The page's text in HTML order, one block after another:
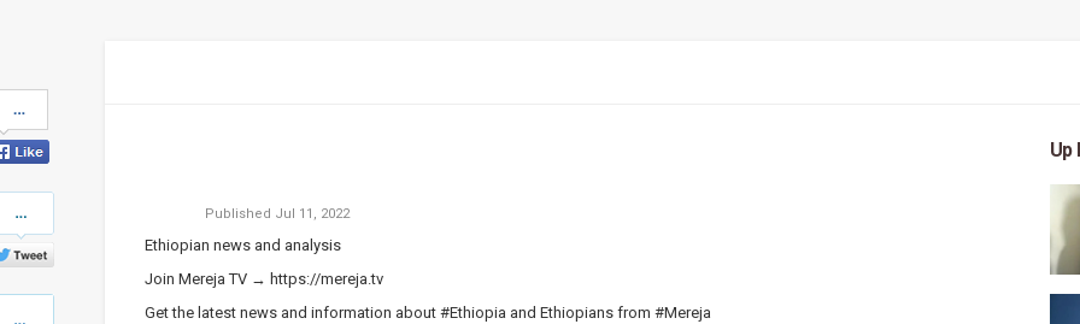
on
Facebook
on
Twitter
Published Jul 11, 2022
Ethiopian news and analysis
Join Mereja TV → https://mereja.tv
Get the latest news and information about #Ethiopia and Ethiopians from #Mereja
Up